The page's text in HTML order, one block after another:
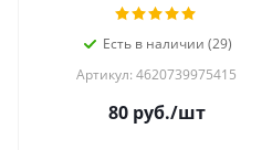
Есть в наличии (29)
Артикул: 4620739975415
80руб./шт